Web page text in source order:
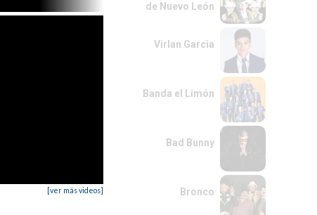
[ver más videos]
de Nuevo León
Virlan Garcia
Banda el Limón
Bad Bunny
Bronco